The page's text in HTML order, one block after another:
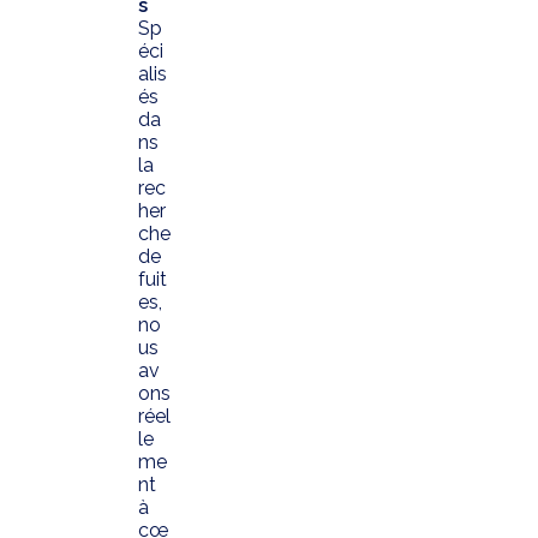
s
Sp
éci
alis
és
da
ns
la
rec
her
che
de
fuit
es,
no
us
av
ons
réel
le
me
nt
à
cœ